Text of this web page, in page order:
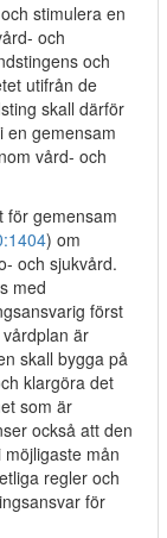
stimulera en
och
och
utifrån de
skall därför
en gemensam
vård- och
för gemensam
) om
och sjukvård.
med
först
är
skall bygga på
klargöra det
som är
också att den
mån
regler och
för